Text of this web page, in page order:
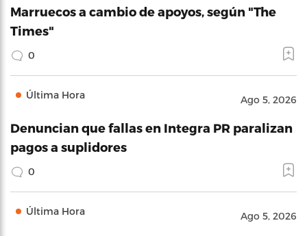
Marruecos a cambio de apoyos, según "The
Times"
0
Última Hora Ago 5, 2026
Denuncian que fallas en Integra PR paralizan
pagos a suplidores
0
Última Hora Ago 5, 2026